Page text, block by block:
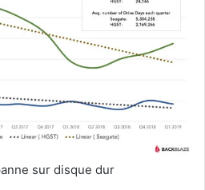
sur disque dur